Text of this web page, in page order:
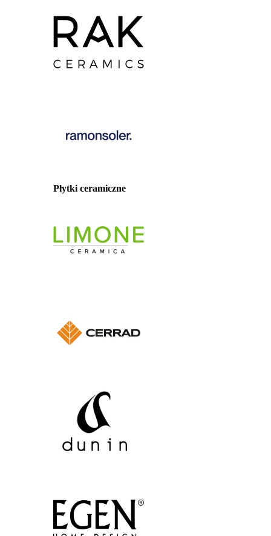
Płytki ceramiczne